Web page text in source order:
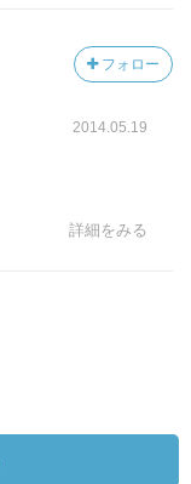
フォロー
2014.05.19
詳細をみる